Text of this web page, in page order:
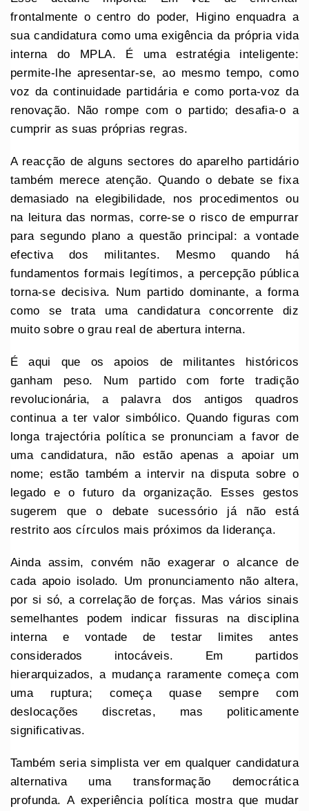
frontalmente o centro do poder, Higino enquadra a
sua candidatura como uma exigência da própria vida
interna do MPLA. É uma estratégia inteligente:
permite-lhe apresentar-se, ao mesmo tempo, como
voz da continuidade partidária e como porta-voz da
renovação. Não rompe com o partido; desafia-o a
cumprir as suas próprias regras.
A reacção de alguns sectores do aparelho partidário
também merece atenção. Quando o debate se fixa
demasiado na elegibilidade, nos procedimentos ou
na leitura das normas, corre-se o risco de empurrar
para segundo plano a questão principal: a vontade
efectiva dos militantes. Mesmo quando há
fundamentos formais legítimos, a percepção pública
torna-se decisiva. Num partido dominante, a forma
como se trata uma candidatura concorrente diz
muito sobre o grau real de abertura interna.
É aqui que os apoios de militantes históricos
ganham peso. Num partido com forte tradição
revolucionária, a palavra dos antigos quadros
continua a ter valor simbólico. Quando figuras com
longa trajectória política se pronunciam a favor de
uma candidatura, não estão apenas a apoiar um
nome; estão também a intervir na disputa sobre o
legado e o futuro da organização. Esses gestos
sugerem que o debate sucessório já não está
restrito aos círculos mais próximos da liderança.
Ainda assim, convém não exagerar o alcance de
cada apoio isolado. Um pronunciamento não altera,
por si só, a correlação de forças. Mas vários sinais
semelhantes podem indicar fissuras na disciplina
interna e vontade de testar limites antes
considerados intocáveis. Em partidos
hierarquizados, a mudança raramente começa com
uma ruptura; começa quase sempre com
deslocações discretas, mas politicamente
significativas.
Também seria simplista ver em qualquer candidatura
alternativa uma transformação democrática
profunda. A experiência política mostra que mudar